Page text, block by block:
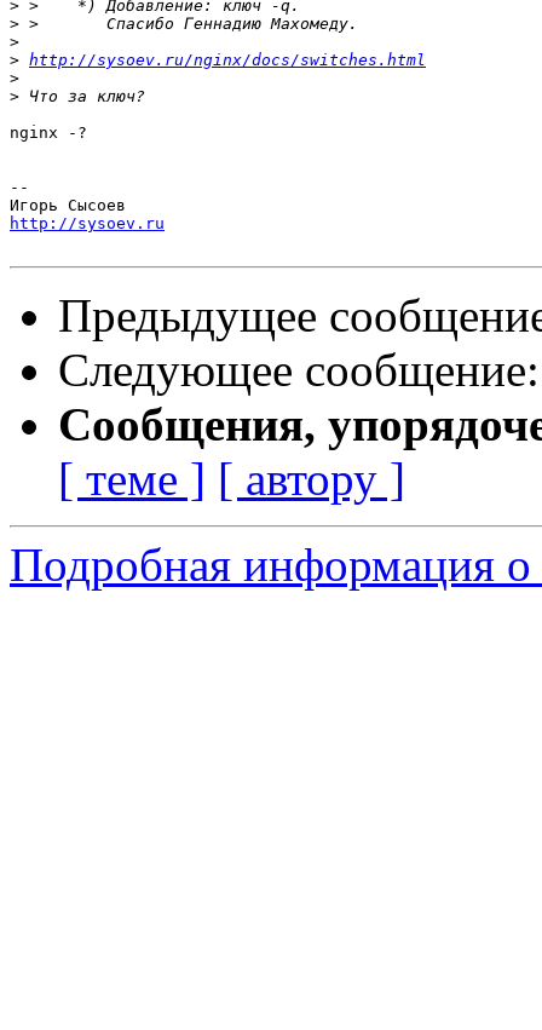
>
>
>
> http://sysoev.ru/nginx/docs/switches.html
>
>
nginx -?
--
http://sysoev.ru
Предыдущее
Следующее
Сообщения,
[ теме ] [ автору ]
Подробная информация